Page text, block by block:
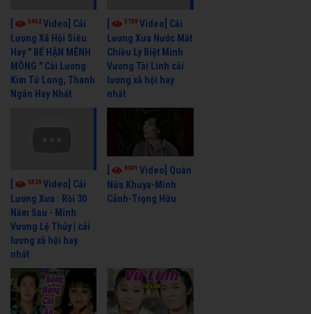
5462Video] Cải
Lương Xã Hội Siêu
Hay " BỂ HẬN MÊNH
MÔNG " Cải Lương
Kim Tử Long, Thanh
Ngân Hay Nhất
5739Video] Cải
Lương Xưa Nước Mắt
Chiều Ly Biệt Minh
Vương Tài Linh cải
lương xã hội hay
nhất
6326Video] Cải
Lương Xưa : Rồi 30
Năm Sau - Minh
Vương Lệ Thủy | cải
lương xã hội hay
nhất
6041Video] Quán
Nửa Khuya-Minh
Cảnh-Trọng Hữu